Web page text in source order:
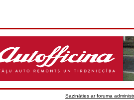
Sazināties ar foruma